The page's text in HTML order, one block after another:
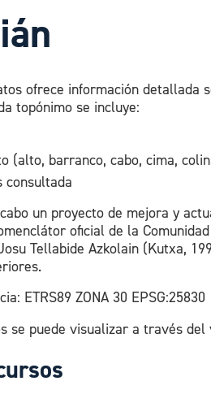
ofrece información
topónimo se incluye:
(alto, barranco, cabo, cima,
consultada
un proyecto de mejora y
oficial de la
Tellabide Azkolain (Kutxa,
ETRS89 ZONA 30 EPSG:25830
se puede visualizar a través del